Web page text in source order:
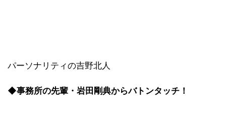
パーソナリティの吉野北人
◆事務所の先輩・岩田剛典からバトンタッチ！